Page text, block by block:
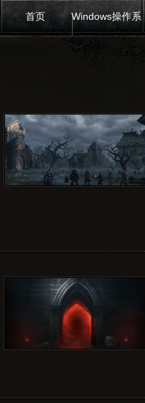
首页 Windows操作系